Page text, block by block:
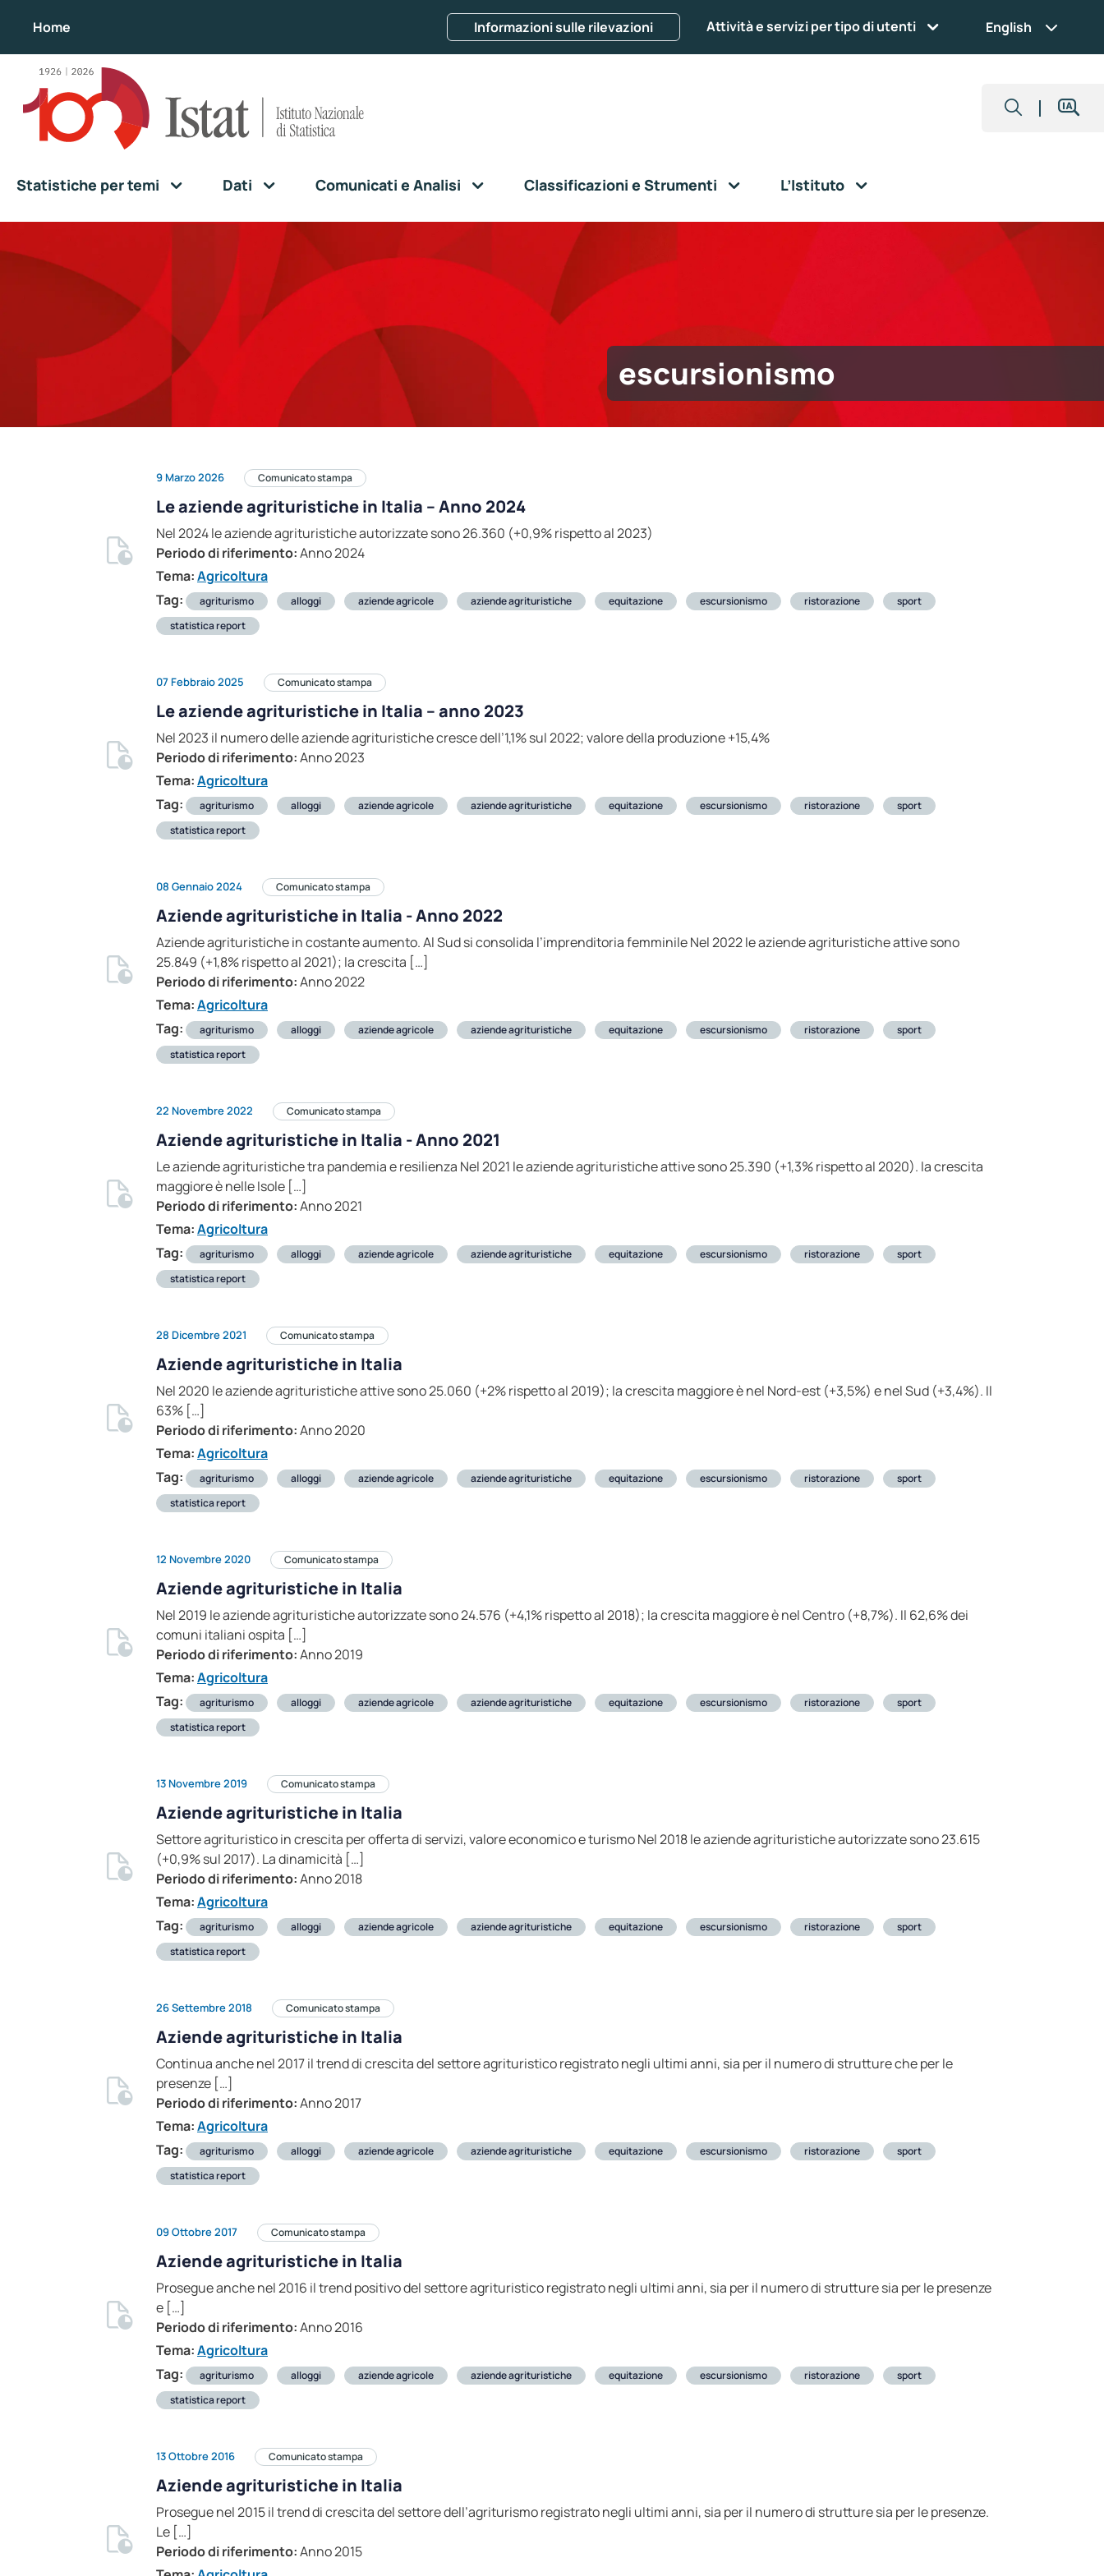
Home Informazioni sulle rilevazioni Attività e servizi per tipo di utenti English
Statistiche per temi Dati Comunicati e Analisi Classificazioni e Strumenti L’Istituto
escursionismo
9 Marzo 2026 Comunicato stampa
Le aziende agrituristiche in Italia – Anno 2024
Nel 2024 le aziende agrituristiche autorizzate sono 26.360 (+0,9% rispetto al 2023)
Periodo di riferimento:Anno 2024
Tema:Agricoltura
Tag:
agriturismo alloggi aziende agricole aziende agrituristiche equitazione escursionismo ristorazione
sport
statistica report
07 Febbraio 2025 Comunicato stampa
Le aziende agrituristiche in Italia – anno 2023
Nel 2023 il numero delle aziende agrituristiche cresce dell’1,1% sul 2022; valore della produzione +15,4%
Periodo di riferimento:Anno 2023
Tema:Agricoltura
Tag:
agriturismo alloggi aziende agricole aziende agrituristiche equitazione escursionismo ristorazione
sport
statistica report
08 Gennaio 2024 Comunicato stampa
Aziende agrituristiche in Italia - Anno 2022
Aziende agrituristiche in costante aumento. Al Sud si consolida l’imprenditoria femminile Nel 2022 le aziende agrituristiche attive sono
25.849 (+1,8% rispetto al 2021); la crescita […]
Periodo di riferimento:Anno 2022
Tema:Agricoltura
Tag:
agriturismo alloggi aziende agricole aziende agrituristiche equitazione escursionismo ristorazione
sport
statistica report
22 Novembre 2022 Comunicato stampa
Aziende agrituristiche in Italia - Anno 2021
Le aziende agrituristiche tra pandemia e resilienza Nel 2021 le aziende agrituristiche attive sono 25.390 (+1,3% rispetto al 2020). la crescita
maggiore è nelle Isole […]
Periodo di riferimento:Anno 2021
Tema:Agricoltura
Tag:
agriturismo alloggi aziende agricole aziende agrituristiche equitazione escursionismo ristorazione
sport
statistica report
28 Dicembre 2021 Comunicato stampa
Aziende agrituristiche in Italia
Nel 2020 le aziende agrituristiche attive sono 25.060 (+2% rispetto al 2019); la crescita maggiore è nel Nord-est (+3,5%) e nel Sud (+3,4%). Il
63% […]
Periodo di riferimento:Anno 2020
Tema:Agricoltura
Tag:
agriturismo alloggi aziende agricole aziende agrituristiche equitazione escursionismo ristorazione
sport
statistica report
12 Novembre 2020 Comunicato stampa
Aziende agrituristiche in Italia
Nel 2019 le aziende agrituristiche autorizzate sono 24.576 (+4,1% rispetto al 2018); la crescita maggiore è nel Centro (+8,7%). Il 62,6% dei
comuni italiani ospita […]
Periodo di riferimento:Anno 2019
Tema:Agricoltura
Tag:
agriturismo alloggi aziende agricole aziende agrituristiche equitazione escursionismo ristorazione
sport
statistica report
13 Novembre 2019 Comunicato stampa
Aziende agrituristiche in Italia
Settore agrituristico in crescita per offerta di servizi, valore economico e turismo Nel 2018 le aziende agrituristiche autorizzate sono 23.615
(+0,9% sul 2017). La dinamicità […]
Periodo di riferimento:Anno 2018
Tema:Agricoltura
Tag:
agriturismo alloggi aziende agricole aziende agrituristiche equitazione escursionismo ristorazione
sport
statistica report
26 Settembre 2018 Comunicato stampa
Aziende agrituristiche in Italia
Continua anche nel 2017 il trend di crescita del settore agrituristico registrato negli ultimi anni, sia per il numero di strutture che per le
presenze […]
Periodo di riferimento:Anno 2017
Tema:Agricoltura
Tag:
agriturismo alloggi aziende agricole aziende agrituristiche equitazione escursionismo ristorazione
sport
statistica report
09 Ottobre 2017 Comunicato stampa
Aziende agrituristiche in Italia
Prosegue anche nel 2016 il trend positivo del settore agrituristico registrato negli ultimi anni, sia per il numero di strutture sia per le presenze
e […]
Periodo di riferimento:Anno 2016
Tema:Agricoltura
Tag:
agriturismo alloggi aziende agricole aziende agrituristiche equitazione escursionismo ristorazione
sport
statistica report
13 Ottobre 2016 Comunicato stampa
Aziende agrituristiche in Italia
Prosegue nel 2015 il trend di crescita del settore dell’agriturismo registrato negli ultimi anni, sia per il numero di strutture sia per le presenze.
Le […]
Periodo di riferimento:Anno 2015